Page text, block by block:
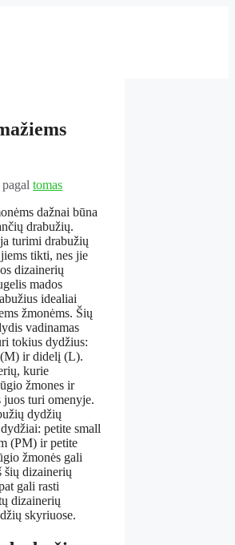
pagal tomas
dažnai būna
drabužių.
turimi drabužių
tikti, nes jie
dizainerių
mados
idealiai
žmonėms. Šių
vadinamas
tokius dydžius:
ir didelį (L).
kurie
žmones ir
turi omenyje.
dydžių
petite small
(PM) ir petite
žmonės gali
šių dizainerių
gali rasti
dizainerių
skyriuose.